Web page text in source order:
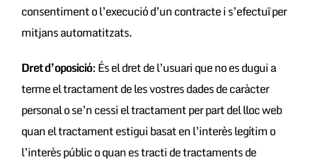
consentiment o l’execució d’un contracte i s’efectuï per
mitjans automatitzats.
Dret d’oposició: És el dret de l’usuari que no es dugui a
terme el tractament de les vostres dades de caràcter
personal o se’n cessi el tractament per part del lloc web
quan el tractament estigui basat en l’interès legítim o
l’interès públic o quan es tracti de tractaments de